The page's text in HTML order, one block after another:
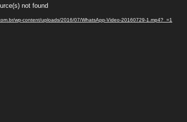
not found
wp-content/uploads/2016/07/WhatsApp-Video-20160729-1.mp4?_=1